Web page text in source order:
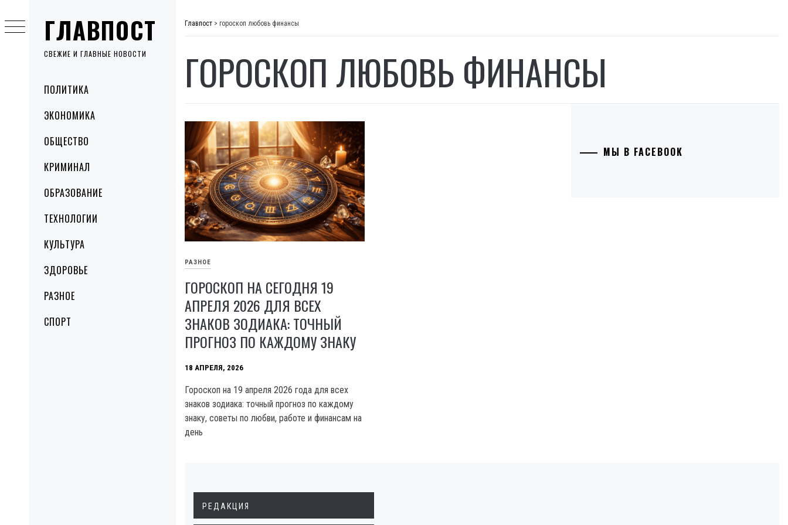
ГЛАВПОСТ
СВЕЖИЕ И ГЛАВНЫЕ НОВОСТИ
MenuПОЛИТИКА
ЭКОНОМИКА
ОБЩЕСТВО
КРИМИНАЛ
ОБРАЗОВАНИЕ
ТЕХНОЛОГИИ
КУЛЬТУРА
ЗДОРОВЬЕ
РАЗНОЕ
СПОРТ
to
content
Главпост > гороскоп любовь финансы
ГОРОСКОП ЛЮБОВЬ ФИНАНСЫ
РАЗНОЕ
ГОРОСКОП НА СЕГОДНЯ 19
АПРЕЛЯ 2026 ДЛЯ ВСЕХ
ЗНАКОВ ЗОДИАКА: ТОЧНЫЙ
ПРОГНОЗ ПО КАЖДОМУ ЗНАКУ
18 АПРЕЛЯ, 2026
Гороскоп на 19 апреля 2026 года для всех
знаков зодиака: точный прогноз по каждому
знаку, советы по любви, работе и финансам на
день
МЫ В FACEBOOK
РЕДАКЦИЯ